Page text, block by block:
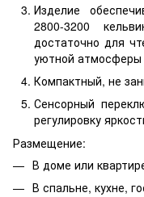
Изделие
2800-3200
достаточно для
уютной атмосферы
Компактный, не
Сенсорный
регулировку
Размещение:
В доме или
В спальне, кухне,